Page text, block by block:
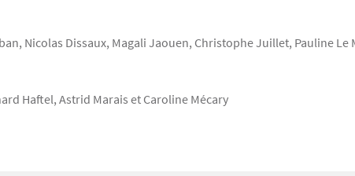
Nicolas Dissaux, Magali Jaouen, Christophe Juillet, Pauline
Haftel, Astrid Marais et Caroline Mécary